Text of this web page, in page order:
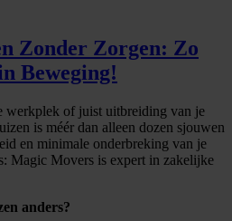
Zonder Zorgen: Zo
Beweging!
werkplek of juist uitbreiding van je
is méér dan alleen dozen sjouwen
en minimale onderbreking van je
Magic Movers is expert in zakelijke
anders?